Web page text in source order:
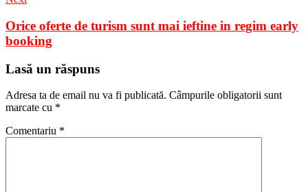
Orice oferte de turism sunt mai ieftine in regim early
booking
Lasă un răspuns
Adresa ta de email nu va fi publicată. Câmpurile obligatorii sunt
marcate cu *
Comentariu *